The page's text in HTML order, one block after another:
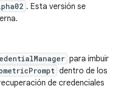
. Esta versión se
para imbuir
dentro de los
de credenciales